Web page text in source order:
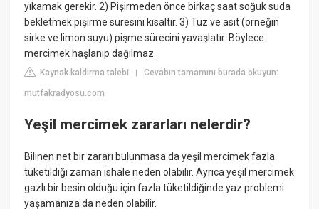
yıkamak gerekir. 2) Pişirmeden önce birkaç saat soğuk suda
bekletmek pişirme süresini kısaltır. 3) Tuz ve asit (örneğin
sirke ve limon suyu) pişme sürecini yavaşlatır. Böylece
mercimek haşlanıp dağılmaz.
Kaynak kaldırma talebi |Cevabın tamamını burada okuyun:
mutfakradyosu.com
Yeşil mercimek zararları nelerdir?
Bilinen net bir zararı bulunmasa da yeşil mercimek fazla
tüketildiği zaman ishale neden olabilir. Ayrıca yeşil mercimek
gazlı bir besin olduğu için fazla tüketildiğinde yaz problemi
yaşamanıza da neden olabilir.